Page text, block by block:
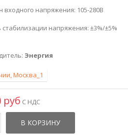
входного напряжения: 105-280В
стабилизации напряжения: ±3%/±5%
Энергия
Москва_1
руб С НДС
В КОРЗИНУ